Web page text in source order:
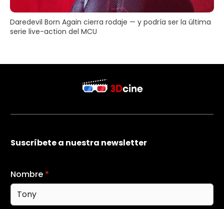
Daredevil Born Again cierra rodaje — y podría ser la última
serie live-action del MCU
Suscríbete a nuestra newsletter
Nombre *